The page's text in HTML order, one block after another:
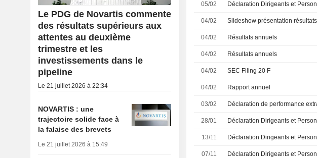
05/02 Déclaration Dirigeants et
04/02 Slideshow présentation résultats
04/02 Résultats annuels
04/02 Résultats annuels
04/02 SEC Filing 20 F
04/02 Rapport annuel
03/02 Déclaration de performance
28/01 Déclaration Dirigeants et
13/11 Déclaration Dirigeants et
07/11 Déclaration Dirigeants et
Le PDG de Novartis commente
des résultats supérieurs aux
attentes au deuxième
trimestre et les
investissements dans le
pipeline
Le 21 juillet 2026 à 22:34
NOVARTIS : une
trajectoire solide face à
la falaise des brevets
Le 21 juillet 2026 à 15:49